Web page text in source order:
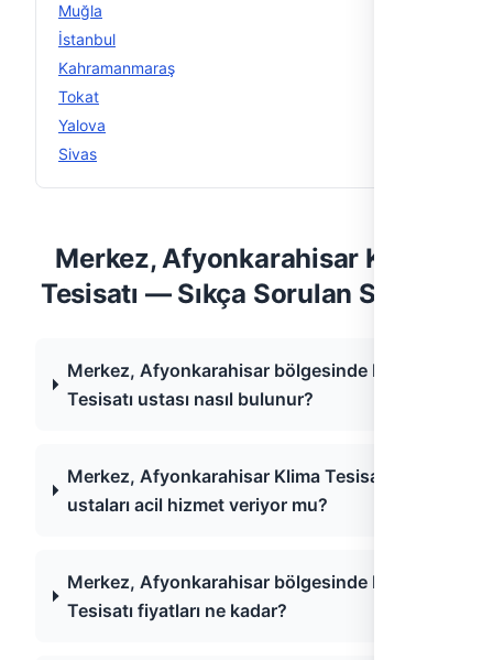
Muğla
İstanbul
Kahramanmaraş
Tokat
Yalova
Sivas
Merkez, Afyonkarahisar Klima
Tesisatı — Sıkça Sorulan Sorular
Merkez, Afyonkarahisar bölgesinde Klima
Tesisatı ustası nasıl bulunur?
Merkez, Afyonkarahisar Klima Tesisatı
ustaları acil hizmet veriyor mu?
Merkez, Afyonkarahisar bölgesinde Klima
Tesisatı fiyatları ne kadar?